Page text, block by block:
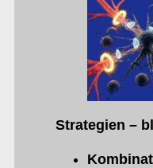
Strategien –